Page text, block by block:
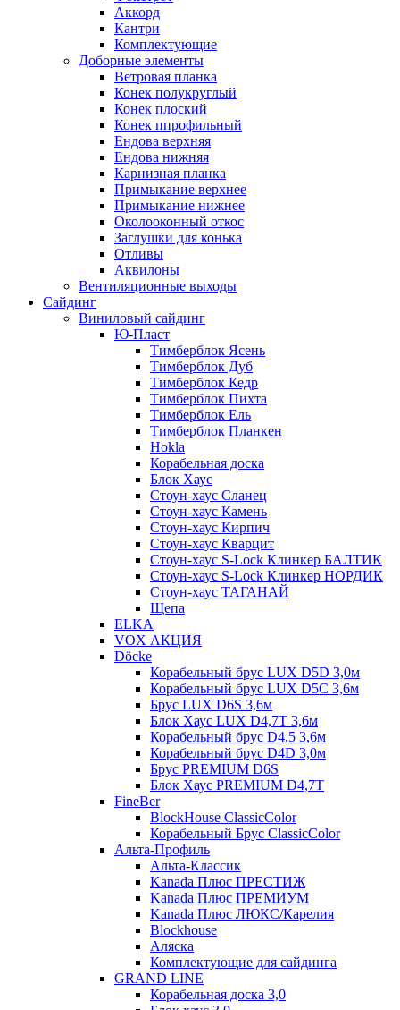
Аккорд
Кантри
Комплектующие
Доборные элементы
Ветровая планка
Конек полукруглый
Конек плоский
Конек ппрофильный
Ендова верхняя
Ендова нижняя
Карнизная планка
Примыкание верхнее
Примыкание нижнее
Околооконный откос
Заглушки для конька
Отливы
Аквилоны
Вентиляционные выходы
Сайдинг
Виниловый сайдинг
Ю-Пласт
Тимберблок Ясень
Тимберблок Дуб
Тимберблок Кедр
Тимберблок Пихта
Тимберблок Ель
Тимберблок Планкен
Hokla
Корабельная доска
Блок Хаус
Стоун-хаус Сланец
Стоун-хаус Камень
Стоун-хаус Кирпич
Стоун-хаус Кварцит
Стоун-хаус S-Lock Клинкер БАЛТИК
Стоун-хаус S-Lock Клинкер НОРДИК
Стоун-хаус ТАГАНАЙ
Щепа
ELKA
VOX АКЦИЯ
Döcke
Корабельный брус LUX D5D 3,0м
Корабельный брус LUX D5C 3,6м
Брус LUX D6S 3,6м
Блок Хаус LUX D4,7T 3,6м
Корабельный брус D4,5 3,6м
Корабельный брус D4D 3,0м
Брус PREMIUM D6S
Блок Хаус PREMIUM D4,7T
FineBer
BlockHouse ClassicColor
Корабельный Брус ClassicColor
Альта-Профиль
Альта-Классик
Kanada Плюс ПРЕСТИЖ
Kanada Плюс ПРЕМИУМ
Kanada Плюс ЛЮКС/Карелия
Blockhouse
Аляска
Комплектующие для сайдинга
GRAND LINE
Корабельная доска 3,0